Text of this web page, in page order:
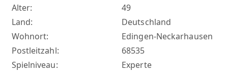
Alter:
49
Land:
Deutschland
Wohnort:
Edingen-Neckarhausen
Postleitzahl:
68535
Spielniveau:
Experte